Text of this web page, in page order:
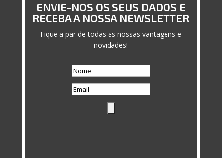
ENVIE-NOS OS SEUS DADOS E
RECEBA A NOSSA NEWSLETTER
Fique a par de todas as nossas vantagens e
novidades!